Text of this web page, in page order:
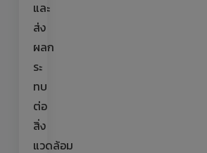
และ
ส่ง
ผลก
ระ
ทบ
ต่อ
สิ่ง
แวดล้อม